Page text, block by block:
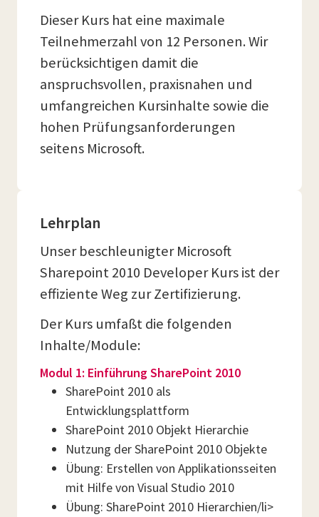
Dieser Kurs hat eine maximale
Teilnehmerzahl von 12 Personen. Wir
berücksichtigen damit die
anspruchsvollen, praxisnahen und
umfangreichen Kursinhalte sowie die
hohen Prüfungsanforderungen
seitens Microsoft.
Lehrplan
Unser beschleunigter Microsoft
Sharepoint 2010 Developer Kurs ist der
effiziente Weg zur Zertifizierung.
Der Kurs umfaßt die folgenden
Inhalte/Module:
Modul 1: Einführung SharePoint 2010
SharePoint 2010 als
Entwicklungsplattform
SharePoint 2010 Objekt Hierarchie
Nutzung der SharePoint 2010 Objekte
Übung: Erstellen von Applikationsseiten
mit Hilfe von Visual Studio 2010
Übung: SharePoint 2010 Hierarchien/li>